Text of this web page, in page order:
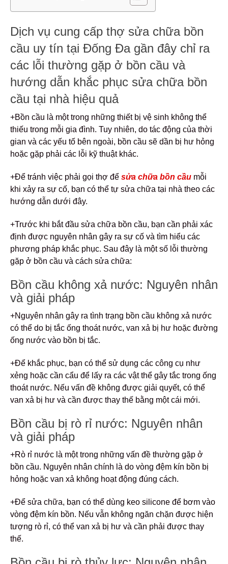
Dịch vụ cung cấp thợ sửa chữa bồn
cầu uy tín tại Đống Đa gần đây chỉ ra
các lỗi thường gặp ở bồn cầu và
hướng dẫn khắc phục sửa chữa bồn
cầu tại nhà hiệu quả
+Bồn cầu là một trong những thiết bị vệ sinh không thể
thiếu trong mỗi gia đình. Tuy nhiên, do tác động của thời
gian và các yếu tố bên ngoài, bồn cầu sẽ dần bị hư hỏng
hoặc gặp phải các lỗi kỹ thuật khác.
+Để tránh việc phải gọi thợ để sửa chữa bồn cầu mỗi
khi xảy ra sự cố, bạn có thể tự sửa chữa tại nhà theo các
hướng dẫn dưới đây.
+Trước khi bắt đầu sửa chữa bồn cầu, bạn cần phải xác
định được nguyên nhân gây ra sự cố và tìm hiểu các
phương pháp khắc phục. Sau đây là một số lỗi thường
gặp ở bồn cầu và cách sửa chữa:
Bồn cầu không xả nước: Nguyên nhân
và giải pháp
+Nguyên nhân gây ra tình trạng bồn cầu không xả nước
có thể do bị tắc ống thoát nước, van xả bị hư hoặc đường
ống nước vào bồn bị tắc.
+Để khắc phục, bạn có thể sử dụng các công cụ như
xẻng hoặc cần cẩu để lấy ra các vật thể gây tắc trong ống
thoát nước. Nếu vấn đề không được giải quyết, có thể
van xả bị hư và cần được thay thế bằng một cái mới.
Bồn cầu bị rò rỉ nước: Nguyên nhân
và giải pháp
+Rò rỉ nước là một trong những vấn đề thường gặp ở
bồn cầu. Nguyên nhân chính là do vòng đệm kín bồn bị
hỏng hoặc van xả không hoạt động đúng cách.
+Để sửa chữa, bạn có thể dùng keo silicone để bơm vào
vòng đệm kín bồn. Nếu vẫn không ngăn chặn được hiện
tượng rò rỉ, có thể van xả bị hư và cần phải được thay
thế.